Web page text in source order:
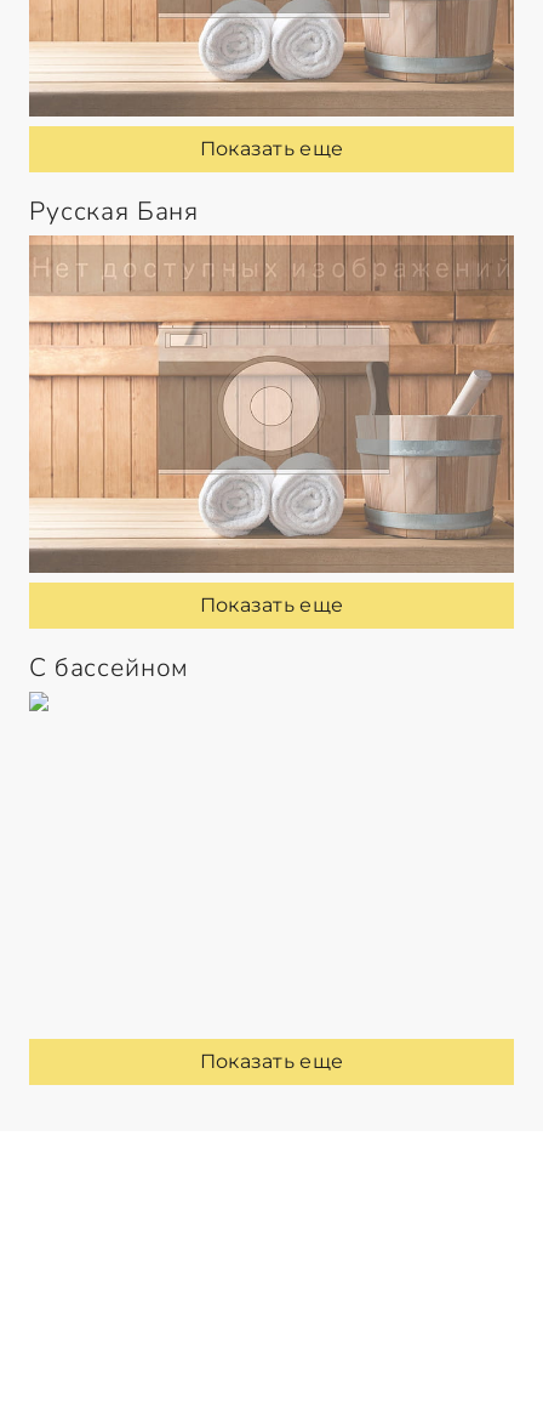
Показать еще
Русская Баня
Показать еще
С бассейном
Показать еще